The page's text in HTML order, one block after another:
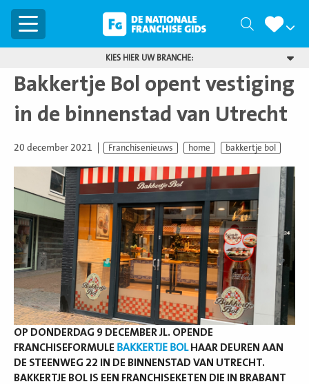
Menu Zoeken
KIES HIER UW BRANCHE:
Bakkertje Bol opent vestiging
in de binnenstad van Utrecht
20 december 2021 Franchisenieuws home bakkertje bol
OP DONDERDAG 9 DECEMBER JL. OPENDE
FRANCHISEFORMULE BAKKERTJE BOLHAAR DEUREN AAN
DE STEENWEG 22 IN DE BINNENSTAD VAN UTRECHT.
BAKKERTJE BOL IS EEN FRANCHISEKETEN DIE IN BRABANT